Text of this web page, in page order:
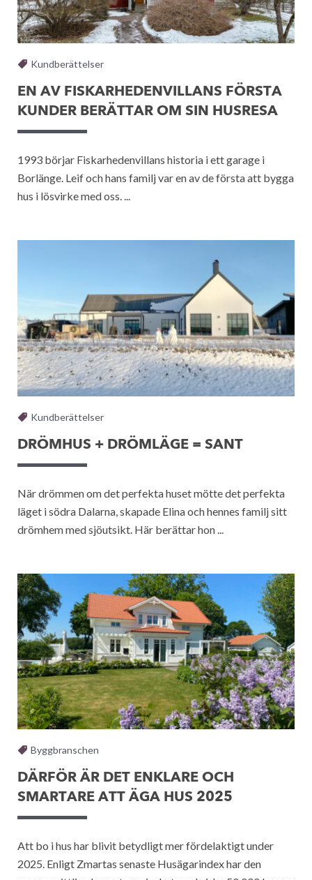
Kundberättelser
EN AV FISKARHEDENVILLANS FÖRSTA
KUNDER BERÄTTAR OM SIN HUSRESA
1993 börjar Fiskarhedenvillans historia i ett garage i
Borlänge. Leif och hans familj var en av de första att bygga
hus i lösvirke med oss. ...
Kundberättelser
DRÖMHUS + DRÖMLÄGE = SANT
När drömmen om det perfekta huset mötte det perfekta
läget i södra Dalarna, skapade Elina och hennes familj sitt
drömhem med sjöutsikt. Här berättar hon ...
Byggbranschen
DÄRFÖR ÄR DET ENKLARE OCH
SMARTARE ATT ÄGA HUS 2025
Att bo i hus har blivit betydligt mer fördelaktigt under
2025. Enligt Zmartas senaste Husägarindex har den